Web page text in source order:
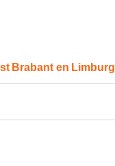
Brabant en Limburg